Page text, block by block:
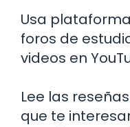
Usa
foros de
videos en
Lee las
que te